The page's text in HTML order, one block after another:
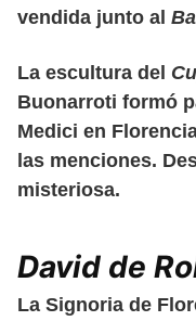
vendida junto al
La escultura del
Buonarroti formó
Medici en
las menciones.
misteriosa.
David de
La Signoria de